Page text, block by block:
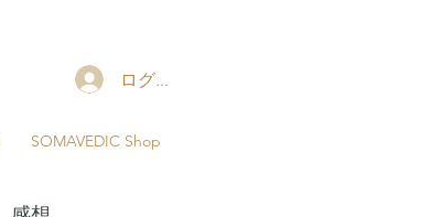
ログイン
SOMAVEDIC Shop